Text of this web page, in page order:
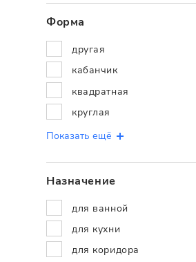
Форма
другая
кабанчик
квадратная
круглая
Показать ещё
Назначение
для ванной
для кухни
для коридора